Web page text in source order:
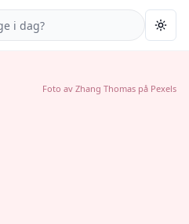
Foto av Zhang Thomas på Pexels